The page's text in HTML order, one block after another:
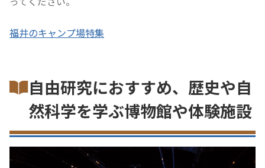
福井のキャンプ場特集
自由研究におすすめ、歴史や自
然科学を学ぶ博物館や体験施設